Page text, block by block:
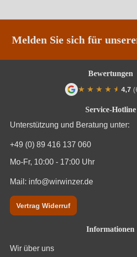
Qualität
Rebsorte
Traubenfarbe
Weinart
Durchschnittliche nährwertangaben
Kohlenhydrate
Melden Sie sich für
Service-Hotline
Unterstützung und Beratung unter:
+49 (0) 89 416 137 060
Mo-Fr, 10:00 - 17:00 Uhr
Mail: info@wirwinzer.de
Vertrag Widerruf
Informationen
Wir über uns
Bewertungen
★ ★ ★ ★ ★
★ 4,7